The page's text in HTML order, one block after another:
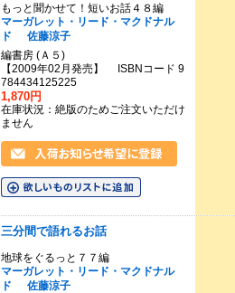
もっと聞かせて！短いお話４８編
マーガレット・リード・マクドナル
ド
佐藤涼子
編書房 (Ａ５)
【2009年02月発売】 ISBNコード 9
784434125225
1,870円
在庫状況：絶版のためご注文いただけ
ません
三分間で語れるお話
地球をぐるっと７７編
マーガレット・リード・マクドナル
ド
佐藤涼子